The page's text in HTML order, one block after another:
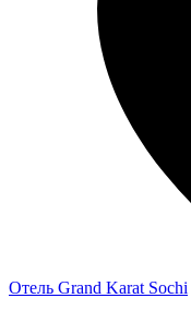
Отель Grand Karat Sochi